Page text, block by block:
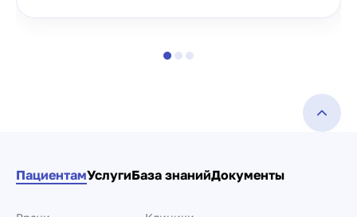
ПациентамУслугиБаза знанийДокументы